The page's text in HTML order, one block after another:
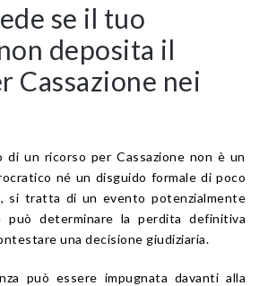
se il tuo
deposita il
Cassazione nei
di un ricorso per Cassazione non è un
né un disguido formale di poco
si tratta di un evento potenzialmente
può determinare la perdita definitiva
una decisione giudiziaria.
può essere impugnata davanti alla